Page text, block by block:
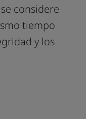
considere
tiempo
y los